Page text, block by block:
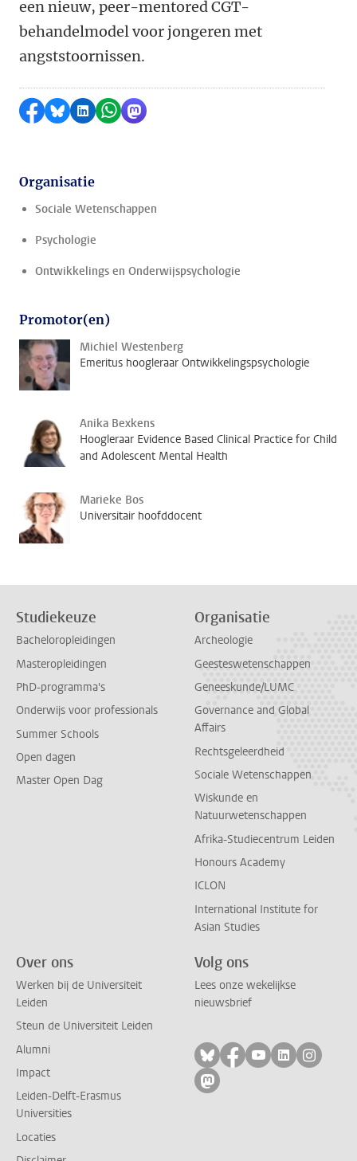
een nieuw, peer-mentored CGT-
behandelmodel voor jongeren met
angststoornissen.
Delen op Facebook
Delen via Bluesky
Delen op LinkedIn
Delen via WhatsApp
Delen via Mastodon
Organisatie
Sociale Wetenschappen
Psychologie
Ontwikkelings en Onderwijspsychologie
Promotor(en)
Michiel Westenberg
Emeritus hoogleraar Ontwikkelingspsychologie
Anika Bexkens
Hoogleraar Evidence Based Clinical Practice for Child
and Adolescent Mental Health
Marieke Bos
Universitair hoofddocent
Studiekeuze
Bacheloropleidingen
Masteropleidingen
PhD-programma's
Onderwijs voor professionals
Summer Schools
Open dagen
Master Open Dag
Organisatie
Archeologie
Geesteswetenschappen
Geneeskunde/LUMC
Governance and Global
Affairs
Rechtsgeleerdheid
Sociale Wetenschappen
Wiskunde en
Natuurwetenschappen
Afrika-Studiecentrum Leiden
Honours Academy
ICLON
International Institute for
Asian Studies
Over ons
Werken bij de Universiteit
Leiden
Steun de Universiteit Leiden
Alumni
Impact
Leiden-Delft-Erasmus
Universities
Locaties
Volg ons
Lees onze wekelijkse
nieuwsbrief
Volg ons op bluesky
Volg ons op
Volg ons op
Volg ons
Volg
Volg ons op mastodon